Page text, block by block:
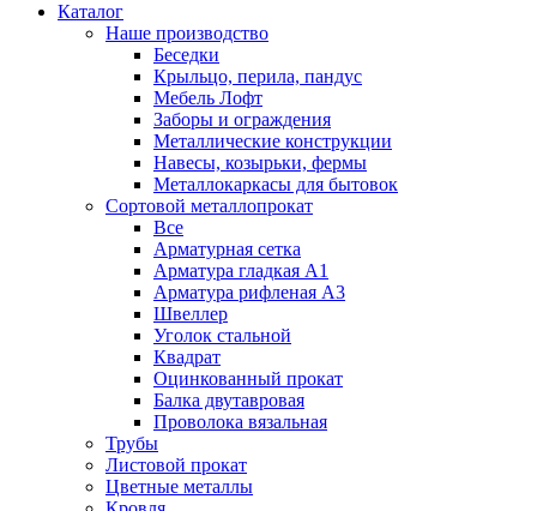
Каталог
Наше производство
Беседки
Крыльцо, перила, пандус
Мебель Лофт
Заборы и ограждения
Металлические конструкции
Навесы, козырьки, фермы
Металлокаркасы для бытовок
Сортовой металлопрокат
Все
Арматурная сетка
Арматура гладкая А1
Арматура рифленая А3
Швеллер
Уголок стальной
Квадрат
Оцинкованный прокат
Балка двутавровая
Проволока вязальная
Трубы
Листовой прокат
Цветные металлы